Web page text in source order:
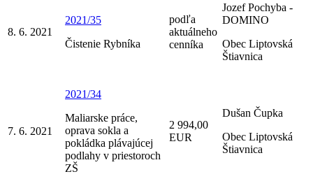
8. 6. 2021
2021/35
Čistenie Rybníka
podľa
aktuálneho
cenníka
Jozef Pochyba -
DOMINO
Obec Liptovská
Štiavnica
7. 6. 2021
2021/34
Maliarske práce,
oprava sokla a
pokládka plávajúcej
podlahy v priestoroch
ZŠ
2 994,00
EUR
Dušan Čupka
Obec Liptovská
Štiavnica